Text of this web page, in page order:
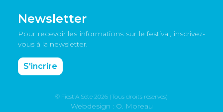
Newsletter
Pour recevoir les informations sur le festival, inscrivez-
vous à la newsletter.
S'incrire
© Fiest'A Sète 2026 (Tous droits réservés)
Webdesign : O. Moreau